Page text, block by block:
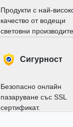
Продукти с най-
качество от водещи
световни
Cигурност
Безопасно онлайн
пазаруване със SSL
сертификат.